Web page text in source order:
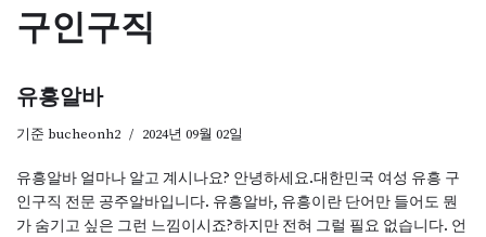
뛰
기
구인구직
유흥알바
기준 bucheonh2 2024년 09월 02일
유흥알바 얼마나 알고 계시나요? 안녕하세요.대한민국 여성 유흥 구
인구직 전문 공주알바입니다. 유흥알바, 유흥이란 단어만 들어도 뭔
가 숨기고 싶은 그런 느낌이시죠?하지만 전혀 그럴 필요 없습니다. 언